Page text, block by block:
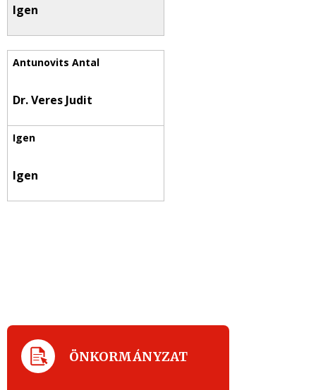
Igen
Dr. Veres Judit
Igen
ÖNKORMÁNYZAT